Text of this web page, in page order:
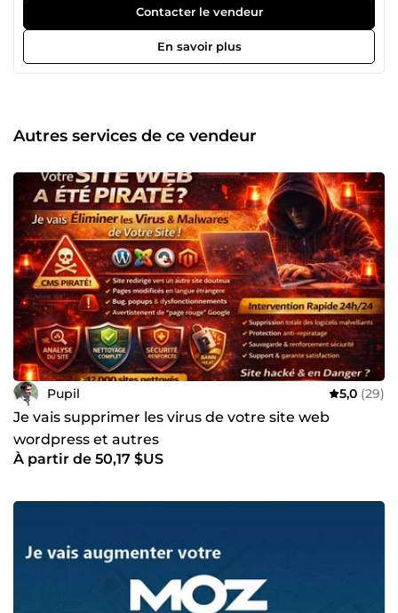
(SEO), j’optimise votre visibilité sur Google en appliquant
les meilleures pratiques de l’algorithme et en développant
un contenu E-E-A-T friendly qui inspire confiance et
crédibilité. 🌍 Créateur de sites web performants, je
détail est pensé pour maximiser votre impact digital. 📈
Stratégie et optimisation business : Parce que le SEO ne se
clients dans une vision globale du digital en optimisant
chaque levier : expérience utilisateur (UX), tunnel de vente,
branding, publicité en ligne et automation. Pourquoi me
faire confiance ? ✔ 15 ans d’expertise en SEO &amp; Web ✔
Résultats prouvés et stratégie ROIste ✔ Approche
personnalisée et accompagnement sur mesure ✔ Passion
&amp; veille constante sur les évolutions du digital 💬
Votre visibilité est ma priorité ! Contactez-moi pour un
accompagnement sur mesure et propulsez votre
entreprise au sommet 🚀
Contacter le vendeur
En savoir plus
Autres services de ce vendeur
Pupil 5,0 (29)
Je vais supprimer les virus de votre site web
wordpress et autres
À partir de 50,17 $US